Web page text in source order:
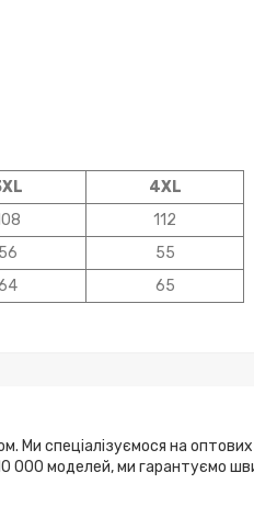
4XL
112
56
55
65
Ми спеціалізуємося на
000 моделей, ми гарантуємо